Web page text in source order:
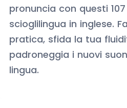
pronuncia con questi 107
scioglilingua in inglese.
pratica, sfida la tua
padroneggia i nuovi
lingua.